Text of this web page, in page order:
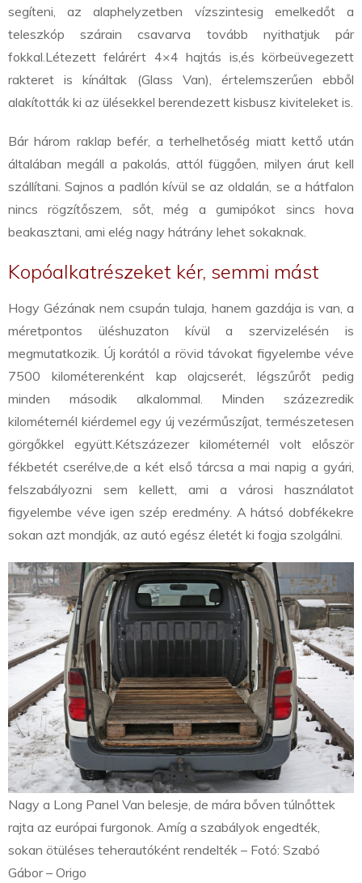
segíteni, az alaphelyzetben vízszintesig emelkedőt a
teleszkóp szárain csavarva tovább nyithatjuk pár
fokkal. Létezett felárért 4×4 hajtás is, és körbeüvegezett
rakteret is kínáltak (Glass Van), értelemszerűen ebből
alakították ki az ülésekkel berendezett kisbusz kiviteleket is.
Bár három raklap befér, a terhelhetőség miatt kettő után
általában megáll a pakolás, attól függően, milyen árut kell
szállítani. Sajnos a padlón kívül se az oldalán, se a hátfalon
nincs rögzítőszem, sőt, még a gumipókot sincs hova
beakasztani, ami elég nagy hátrány lehet sokaknak.
Kopóalkatrészeket kér, semmi mást
Hogy Gézának nem csupán tulaja, hanem gazdája is van, a
méretpontos üléshuzaton kívül a szervizelésén is
megmutatkozik. Új korától a rövid távokat figyelembe véve
7500 kilométerenként kap olajcserét, légszűrőt pedig
minden második alkalommal. Minden százezredik
kilométernél kiérdemel egy új vezérműszíjat, természetesen
görgőkkel együtt. Kétszázezer kilométernél volt először
fékbetét cserélve, de a két első tárcsa a mai napig a gyári,
felszabályozni sem kellett, ami a városi használatot
figyelembe véve igen szép eredmény. A hátsó dobfékekre
sokan azt mondják, az autó egész életét ki fogja szolgálni.
Nagy a Long Panel Van belesje, de mára bőven túlnőttek
rajta az európai furgonok. Amíg a szabályok engedték,
sokan ötüléses teherautóként rendelték – Fotó: Szabó
Gábor – Origo